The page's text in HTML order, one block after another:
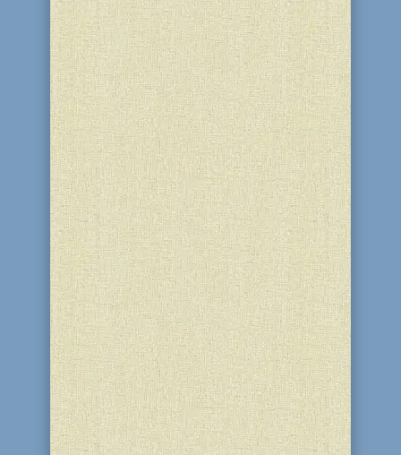
Репортаж о праздновании Хануки в
Днепродзержинском театре прозвучал
по радио. В нем прозвучали
выступление главного раввина
Днепродзержинска Леви Стамблера на
сцене театра, поздравление мэра
Днепродзержинска Андрея Белоусова
и фрагмент выступления Мордехая...